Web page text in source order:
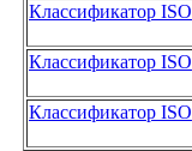
Классификатор ISO
Классификатор ISO
Классификатор ISO